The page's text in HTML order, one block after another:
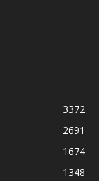
3372
2691
1674
1348